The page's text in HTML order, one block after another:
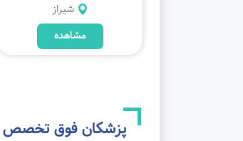
شیراز
مشاهده
پزشکان فوق تخصص